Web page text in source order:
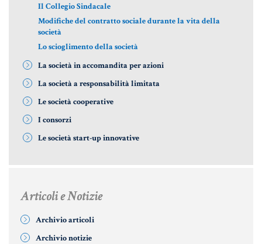
Il Collegio Sindacale
Modifiche del contratto sociale durante la vita della
società
Lo scioglimento della società
La società in accomandita per azioni
La società a responsabilità limitata
Le società cooperative
I consorzi
Le società start-up innovative
Articoli e Notizie
Archivio articoli
Archivio notizie